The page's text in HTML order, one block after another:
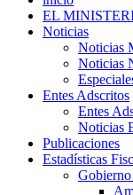
EL
Noticias
Noticias
Noticias
Entes Adscritos
Entes
Noticias
Publicaciones
Estadísticas
Gobierno